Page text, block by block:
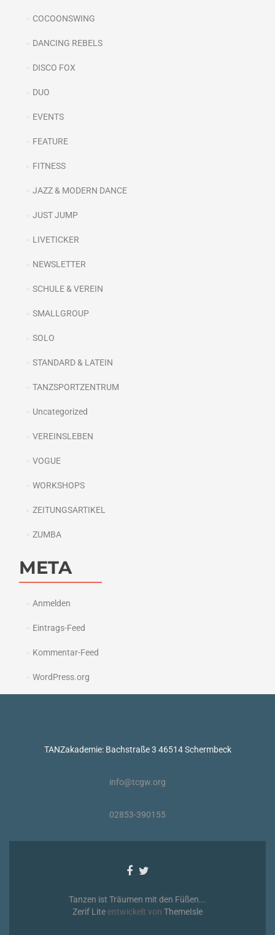
COCOONSWING
DANCING REBELS
DISCO FOX
DUO
EVENTS
FEATURE
FITNESS
JAZZ & MODERN DANCE
JUST JUMP
LIVETICKER
NEWSLETTER
SCHULE & VEREIN
SMALLGROUP
SOLO
STANDARD & LATEIN
TANZSPORTZENTRUM
Uncategorized
VEREINSLEBEN
VOGUE
WORKSHOPS
ZEITUNGSARTIKEL
ZUMBA
META
Anmelden
Eintrags-Feed
Kommentar-Feed
WordPress.org
TANZakademie: Bachstraße 3 46514 Schermbeck
info@tcgw.org
02853-390155
Facebook-
Twitter-
Tanzen ist Träumen mit den Füßen...
Zerif Lite entwickelt von ThemeIsle